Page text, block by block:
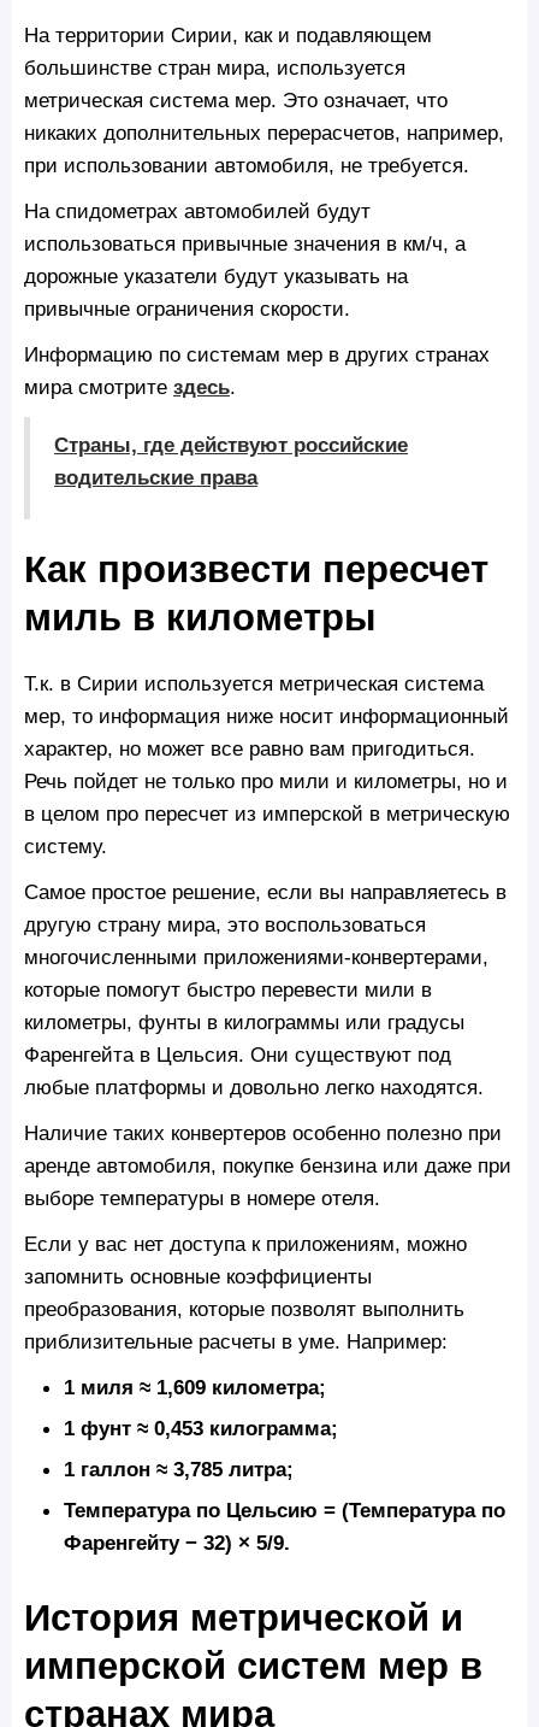
На территории Сирии, как и подавляющем
большинстве стран мира, используется
метрическая система мер. Это означает, что
никаких дополнительных перерасчетов, например,
при использовании автомобиля, не требуется.
На спидометрах автомобилей будут
использоваться привычные значения в км/ч, а
дорожные указатели будут указывать на
привычные ограничения скорости.
Информацию по системам мер в других странах
мира смотрите здесь.
Страны, где действуют российские
водительские права
Как произвести пересчет
миль в километры
Т.к. в Сирии используется метрическая система
мер, то информация ниже носит информационный
характер, но может все равно вам пригодиться.
Речь пойдет не только про мили и километры, но и
в целом про пересчет из имперской в метрическую
систему.
Самое простое решение, если вы направляетесь в
другую страну мира, это воспользоваться
многочисленными приложениями-конвертерами,
которые помогут быстро перевести мили в
километры, фунты в килограммы или градусы
Фаренгейта в Цельсия. Они существуют под
любые платформы и довольно легко находятся.
Наличие таких конвертеров особенно полезно при
аренде автомобиля, покупке бензина или даже при
выборе температуры в номере отеля.
Если у вас нет доступа к приложениям, можно
запомнить основные коэффициенты
преобразования, которые позволят выполнить
приблизительные расчеты в уме. Например:
1 миля ≈ 1,609 километра;
1 фунт ≈ 0,453 килограмма;
1 галлон ≈ 3,785 литра;
Температура по Цельсию = (Температура по
Фаренгейту − 32) × 5/9.
История метрической и
имперской систем мер в
странах мира